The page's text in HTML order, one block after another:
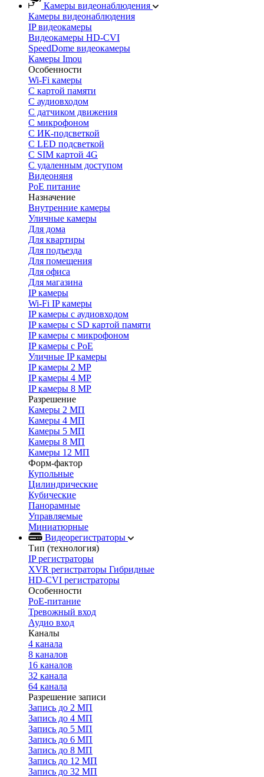
Камеры видеонаблюдения
Камеры видеонаблюдения
IP видеокамеры
Видеокамеры HD-CVI
SpeedDome видеокамеры
Камеры Imou
Особенности
Wi-Fi камеры
С картой памяти
С аудиовходом
С датчиком движения
С микрофоном
С ИК-подсветкой
С LED подсветкой
C SIM картой 4G
C удаленным доступом
Видеоняня
PoE питание
Назначение
Внутренние камеры
Уличные камеры
Для дома
Для квартиры
Для подъезда
Для помещения
Для офиса
Для магазина
IP камеры
Wi-Fi IP камеры
IP камеры с аудиовходом
IP камеры с SD картой памяти
IP камеры с микрофоном
IP камеры с PoE
Уличные IP камеры
IP камеры 2 MP
IP камеры 4 MP
IP камеры 8 MP
Разрешение
Камеры 2 МП
Камеры 4 МП
Камеры 5 МП
Камеры 8 МП
Камеры 12 МП
Форм-фактор
Купольные
Цилиндрические
Кубические
Панорамные
Управляемые
Миниатюрные
Видеорегистраторы
Тип (технология)
IP регистраторы
XVR регистраторы Гибридные
HD-CVI регистраторы
Особенности
PoE-питание
Тревожный вход
Аудио вход
Каналы
4 канала
8 каналов
16 каналов
32 канала
64 канала
Разрешение записи
Запись до 2 МП
Запись до 4 МП
Запись до 5 МП
Запись до 6 МП
Запись до 8 МП
Запись до 12 МП
Запись до 32 МП